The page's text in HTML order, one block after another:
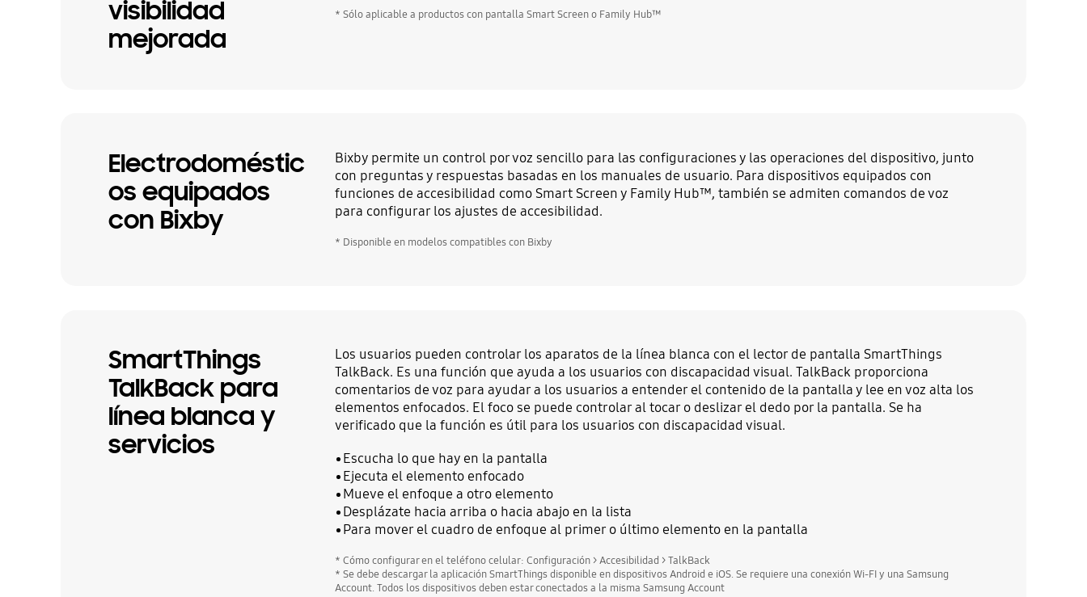
visibilidad
mejorada
* Sólo aplicable a productos con pantalla Smart Screen o Family Hub™
Electrodoméstic
os equipados
con Bixby
Bixby permite un control por voz sencillo para las configuraciones y las operaciones del dispositivo, junto
con preguntas y respuestas basadas en los manuales de usuario. Para dispositivos equipados con
funciones de accesibilidad como Smart Screen y Family Hub™, también se admiten comandos de voz
para configurar los ajustes de accesibilidad.
* Disponible en modelos compatibles con Bixby
SmartThings
TalkBack para
línea blanca y
servicios
Los usuarios pueden controlar los aparatos de la línea blanca con el lector de pantalla SmartThings
TalkBack. Es una función que ayuda a los usuarios con discapacidad visual. TalkBack proporciona
comentarios de voz para ayudar a los usuarios a entender el contenido de la pantalla y lee en voz alta los
elementos enfocados. El foco se puede controlar al tocar o deslizar el dedo por la pantalla. Se ha
verificado que la función es útil para los usuarios con discapacidad visual.
Escucha lo que hay en la pantalla
Ejecuta el elemento enfocado
Mueve el enfoque a otro elemento
Desplázate hacia arriba o hacia abajo en la lista
Para mover el cuadro de enfoque al primer o último elemento en la pantalla
* Cómo configurar en el teléfono celular: Configuración > Accesibilidad > TalkBack
* Se debe descargar la aplicación SmartThings disponible en dispositivos Android e iOS. Se requiere una conexión Wi-FI y una Samsung
Account. Todos los dispositivos deben estar conectados a la misma Samsung Account